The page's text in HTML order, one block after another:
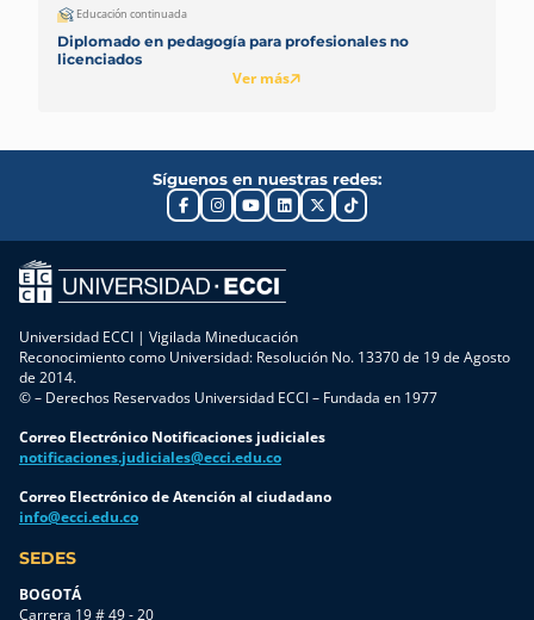
Educación continuada
Diplomado en pedagogía para profesionales no
licenciados
Ver más
Síguenos en nuestras redes:
Universidad ECCI | Vigilada Mineducación
Reconocimiento como Universidad: Resolución No. 13370 de 19 de Agosto
de 2014.
© – Derechos Reservados Universidad ECCI – Fundada en 1977
Correo Electrónico Notificaciones judiciales
notificaciones.judiciales@ecci.edu.co
Correo Electrónico de Atención al ciudadano
info@ecci.edu.co
SEDES
BOGOTÁ
Carrera 19 # 49 - 20